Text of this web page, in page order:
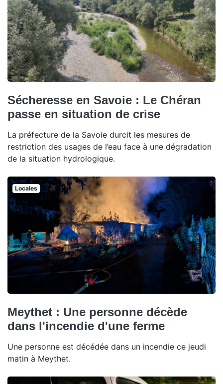
Sécheresse en Savoie : Le Chéran
passe en situation de crise
La préfecture de la Savoie durcit les mesures de
restriction des usages de l’eau face à une dégradation
de la situation hydrologique.
Locales
Meythet : Une personne décède
dans l'incendie d'une ferme
Une personne est décédée dans un incendie ce jeudi
matin à Meythet.